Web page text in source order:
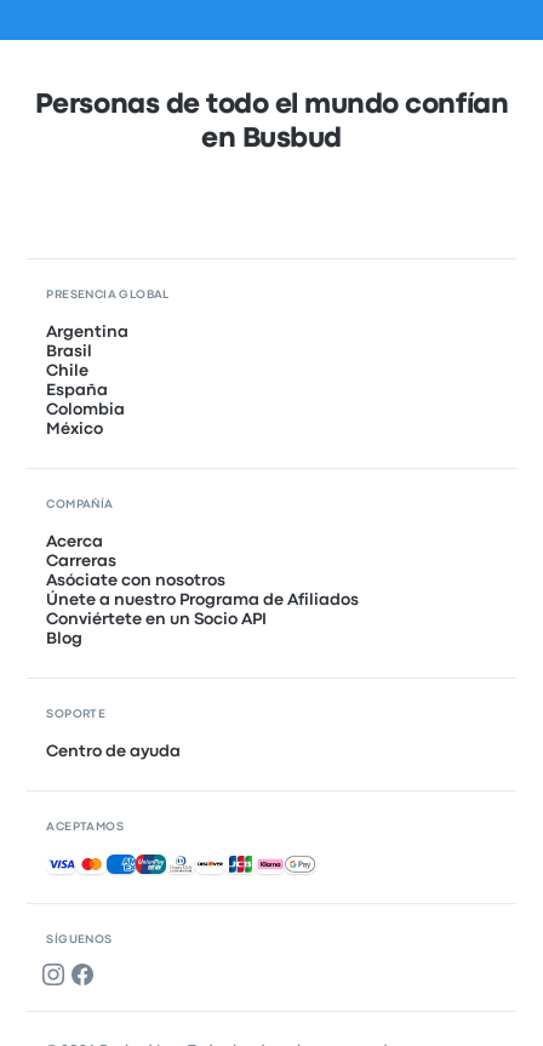
Personas de todo el mundo confían
en Busbud
SÍGUENOS
PRESENCIA GLOBAL
Argentina
Brasil
Chile
España
Colombia
México
COMPAÑÍA
Acerca
Carreras
Asóciate con nosotros
Únete a nuestro Programa de Afiliados
Conviértete en un Socio API
Blog
SOPORTE
Centro de ayuda
ACEPTAMOS
Pagos aceptados